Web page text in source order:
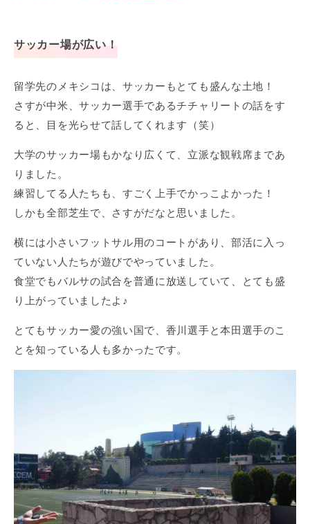
サッカー場が広い！
留学先のメキシコは、サッカーもとても盛んな土地！
さすが中米、サッカー選手であるチチャリートの話をす
ると、目を光らせて話してくれます（笑）
大学のサッカー場もかなり広くて、立派な観戦席まであ
りました。
練習してる人たちも、すごく上手でかっこよかった！
しかも全部芝生で、さすがだなと思いました。
横には小さいフットサル用のコートがあり、部活に入っ
ていない人たちが遊びでやっていました。
食堂でもバルサの試合を普通に放送していて、とても盛
り上がっていましたよ♪
とてもサッカー愛の強い国で、香川選手と本田選手のこ
とを知っている人も多かったです。